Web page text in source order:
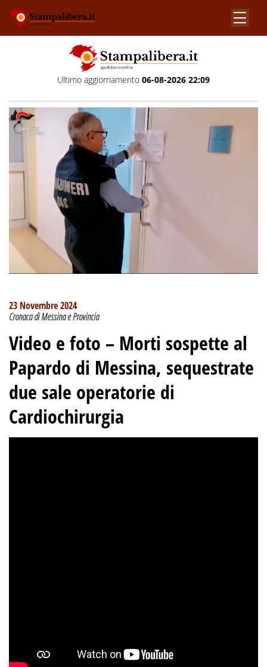
Ultimo aggiornamento 06-08-2026 22:09
23 Novembre 2024
Cronaca di Messina e Provincia
Video e foto – Morti sospette al
Papardo di Messina, sequestrate
due sale operatorie di
Cardiochirurgia